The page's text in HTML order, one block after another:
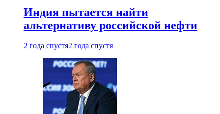
Индия пытается найти
альтернативу российской нефти
2 года спустя2 года спустя